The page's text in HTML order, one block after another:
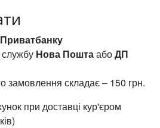
Приватбанку
службу Нова ПоштаабоДП
замовлення складає – 150 грн.
при доставці кур'єром